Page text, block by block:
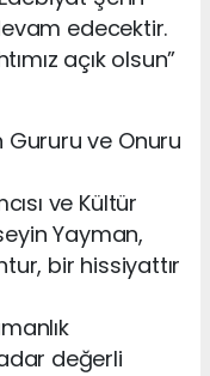
edecektir.
açık olsun”
Gururu ve Onuru
ve Kültür
Yayman,
bir hissiyattır
değerli